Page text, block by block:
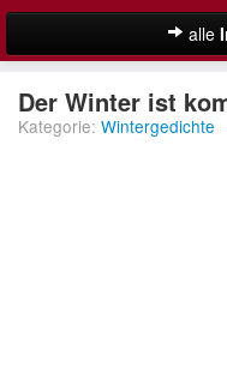
alle
Adventsgedichte
Der Winter ist
Kategorie: Wintergedichte